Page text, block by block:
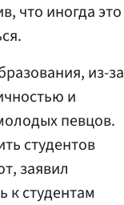
что иногда это
из-за
и
певцов.
студентов
заявил
к студентам